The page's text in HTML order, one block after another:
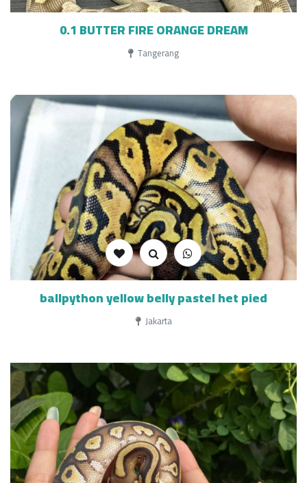
0.1 BUTTER FIRE ORANGE DREAM
Tangerang
ballpython yellow belly pastel het pied
Jakarta